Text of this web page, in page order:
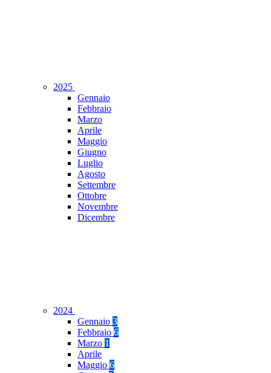
2025
Gennaio
Febbraio
Marzo
Aprile
Maggio
Giugno
Luglio
Agosto
Settembre
Ottobre
Novembre
Dicembre
2024
Gennaio 3
Febbraio 6
Marzo 1
Aprile
Maggio 6